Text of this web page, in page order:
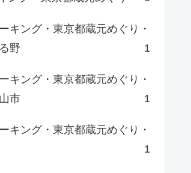
キング・東京都蔵元めぐり・
野
1
キング・東京都蔵元めぐり・
市
1
キング・東京都蔵元めぐり・
1